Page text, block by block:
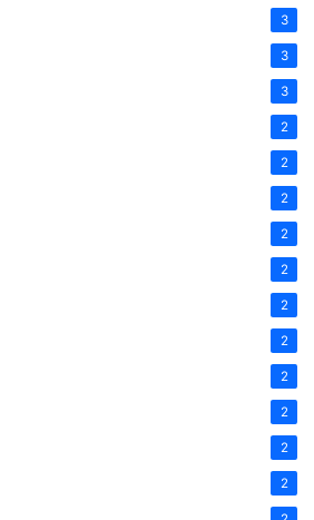
3
3
3
2
2
2
2
2
2
2
2
2
2
2